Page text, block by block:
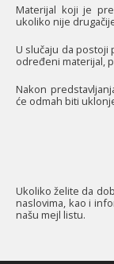
Materijal koji je
ukoliko nije
U slučaju da postoji
određeni materijal,
Nakon
će odmah biti
Ukoliko želite da
naslovima, kao i
našu mejl listu.